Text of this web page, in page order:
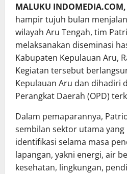
MALUKU
hampir tujuh bulan
wilayah Aru Tengah, tim
melaksanakan diseminasi
Kabupaten Kepulauan Aru,
Kegiatan tersebut
Kepulauan Aru dan dihadiri
Perangkat Daerah (OPD)
Dalam pemaparannya,
sembilan sektor utama
identifikasi selama masa
lapangan, yakni energi, air
kesehatan, lingkungan,